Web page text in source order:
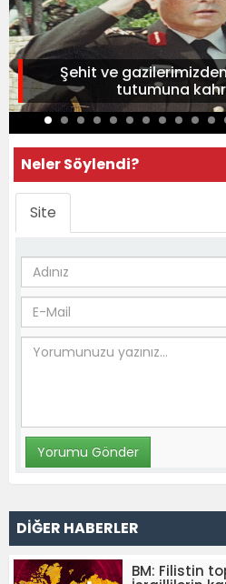
Şehit ve gazilerimizden
tutumuna
Neler Söylendi?
Site
DİĞER HABERLER
BM: Filistin